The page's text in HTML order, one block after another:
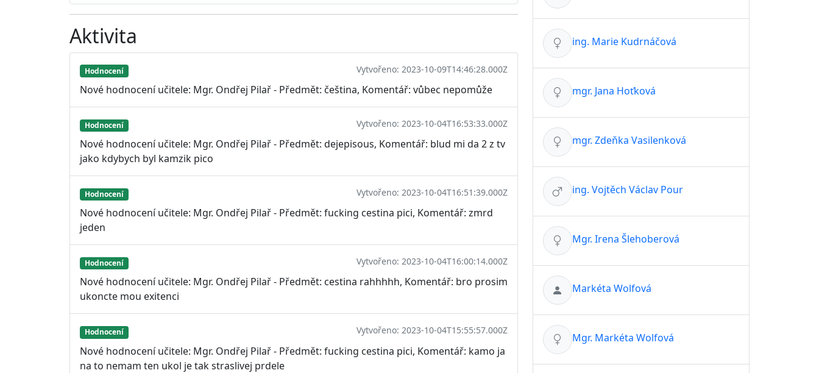
Aktivita
Hodnocení Vytvořeno: 2023-10-09T14:46:28.000Z
Nové hodnocení učitele: Mgr. Ondřej Pilař - Předmět: čeština, Komentář: vůbec nepomůže
Hodnocení Vytvořeno: 2023-10-04T16:53:33.000Z
Nové hodnocení učitele: Mgr. Ondřej Pilař - Předmět: dejepisous, Komentář: blud mi da 2 z tv
jako kdybych byl kamzik pico
Hodnocení Vytvořeno: 2023-10-04T16:51:39.000Z
Nové hodnocení učitele: Mgr. Ondřej Pilař - Předmět: fucking cestina pici, Komentář: zmrd
jeden
Hodnocení Vytvořeno: 2023-10-04T16:00:14.000Z
Nové hodnocení učitele: Mgr. Ondřej Pilař - Předmět: cestina rahhhhh, Komentář: bro prosim
ukoncte mou exitenci
Hodnocení Vytvořeno: 2023-10-04T15:55:57.000Z
Nové hodnocení učitele: Mgr. Ondřej Pilař - Předmět: fucking cestina pici, Komentář: kamo ja
na to nemam ten ukol je tak straslivej prdele
ing. Marie Kudrnáčová
mgr. Jana Hoťková
mgr. Zdeňka Vasilenková
ing. Vojtěch Václav Pour
Mgr. Irena Šlehoberová
Markéta Wolfová
Mgr. Markéta Wolfová